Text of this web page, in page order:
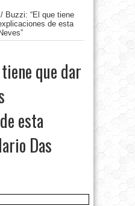
/ Buzzi: “El que tiene
de esta
que dar
esta
Das